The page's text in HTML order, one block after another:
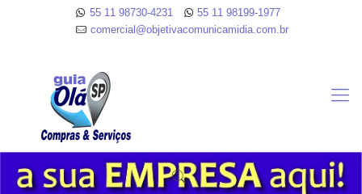
55 11 98730-4231
55 11 98199-1977
comercial@objetivacomunicamidia.com.br